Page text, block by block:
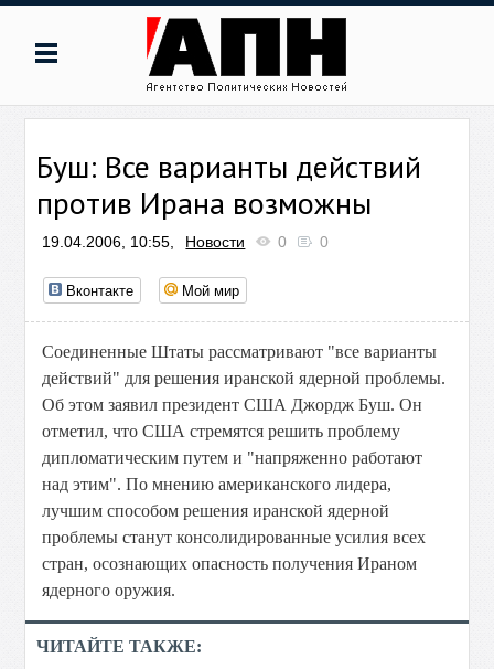
Буш: Все варианты действий
против Ирана возможны
19.04.2006, 10:55, Новости 0 0
Вконтакте Мой мир
Соединенные Штаты рассматривают "все варианты
действий" для решения иранской ядерной проблемы.
Об этом заявил президент США Джордж Буш. Он
отметил, что США стремятся решить проблему
дипломатическим путем и "напряженно работают
над этим". По мнению американского лидера,
лучшим способом решения иранской ядерной
проблемы станут консолидированные усилия всех
стран, осознающих опасность получения Ираном
ядерного оружия.
ЧИТАЙТЕ ТАКЖЕ: